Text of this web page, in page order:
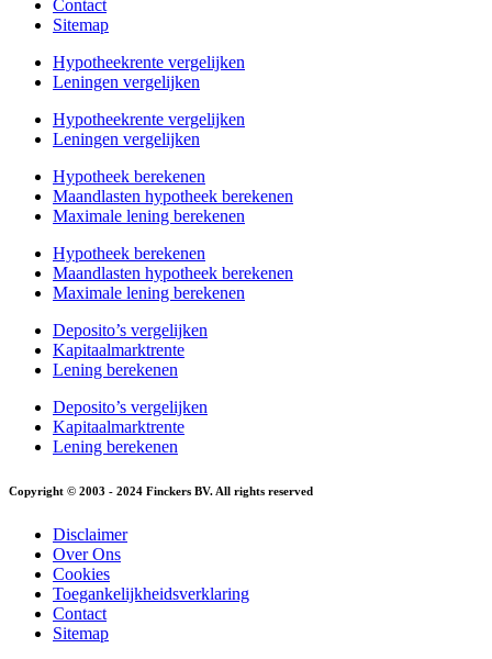
Contact
Sitemap
Hypotheekrente vergelijken
Leningen vergelijken
Hypotheekrente vergelijken
Leningen vergelijken
Hypotheek berekenen
Maandlasten hypotheek berekenen
Maximale lening berekenen
Hypotheek berekenen
Maandlasten hypotheek berekenen
Maximale lening berekenen
Deposito’s vergelijken
Kapitaalmarktrente
Lening berekenen
Deposito’s vergelijken
Kapitaalmarktrente
Lening berekenen
Copyright © 2003 - 2024 Finckers BV. All rights reserved
Disclaimer
Over Ons
Cookies
Toegankelijkheidsverklaring
Contact
Sitemap